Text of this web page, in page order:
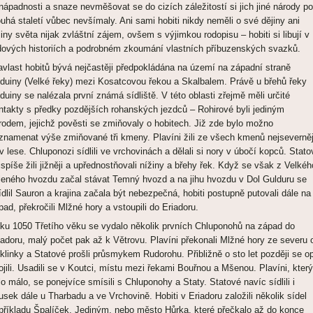
a snaze nevměšovat se do cizích záležitostí si jich jiné národy po
staletí vůbec nevšímaly. Ani sami hobiti nikdy neměli o své dějiny ani
světa nijak zvláštní zájem, ovšem s výjimkou rodopisu – hobiti si libují v
historiích a podrobném zkoumání vlastních příbuzenských svazků.
hobitů bývá nejčastěji předpokládána na území na západní straně
(Velké řeky) mezi Kosatcovou řekou a Skalbalem. Právě u břehů řeky
se nalézala první známá sídliště. V této oblasti zřejmě měli určité
s předky pozdějších rohanských jezdců – Rohirové byli jediným
jejichž pověsti se zmiňovaly o hobitech. Již zde bylo možno
výše zmiňované tři kmeny. Plavíni žili ze všech kmenů
lese. Chluponozi sídlili ve vrchovinách a dělali si nory v úbočí kopců.
žili jižněji a upřednostňovali nížiny a břehy řek. Když se však z
hvozdu začal stávat Temný hvozd a na jihu hvozdu v Dol Gulduru se
Sauron a krajina začala být nebezpečná, hobiti postupně putovali dále na
překročili Mlžné hory a vstoupili do Eriadoru.
1050 Třetího věku se vydalo několik prvních Chluponohů na západ do
malý počet pak až k Větrovu. Plavíni překonali Mlžné hory ze severu
a Statové prošli průsmykem Rudorohu. Přibližně o sto let později se
Usadili se v Koutci, místu mezi řekami Bouřnou a Mšenou. Plavíni,
málo, se ponejvíce smísili s Chluponohy a Staty. Statové navíc sídlili i
dále u Tharbadu a ve Vrchovině. Hobiti v Eriadoru založili několik sídel
Špalíček. Jediným, nebo město Hůrka, které přečkalo až do konce